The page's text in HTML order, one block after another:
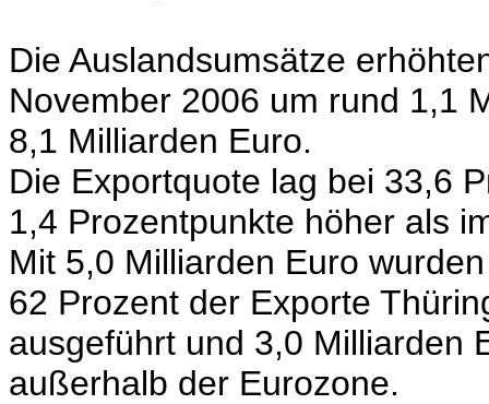
Die Auslandsumsätze
November 2006 um rund 1,1
8,1 Milliarden Euro.
Die Exportquote lag bei 33,6
1,4 Prozentpunkte höher als
Mit 5,0 Milliarden Euro
62 Prozent der Exporte
ausgeführt und 3,0 Milliarden
außerhalb der Eurozone.